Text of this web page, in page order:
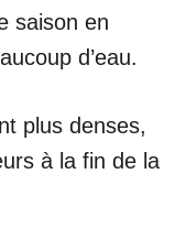
saison en
d’eau.
plus denses,
à la fin de la